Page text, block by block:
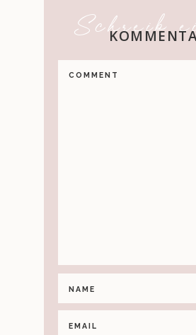
Schreib